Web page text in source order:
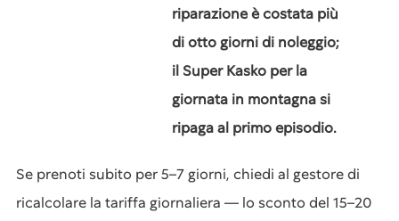
riparazione è costata più
di otto giorni di noleggio;
il Super Kasko per la
giornata in montagna si
ripaga al primo episodio.
Se prenoti subito per 5–7 giorni, chiedi al gestore di
ricalcolare la tariffa giornaliera — lo sconto del 15–20